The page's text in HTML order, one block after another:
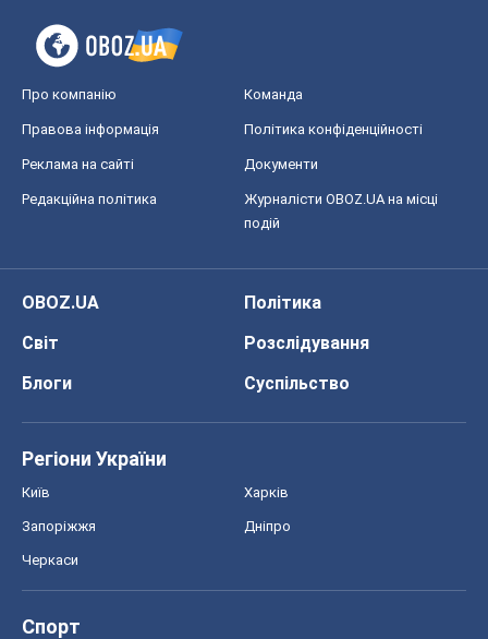
Про компанію Команда
Правова інформація Політика конфіденційності
Реклама на сайті Документи
Редакційна політика
Журналісти OBOZ.UA на місці
подій
OBOZ.UA
Політика
Світ
Розслідування
Блоги
Суспільство
Регіони України
Київ Харків
Запоріжжя Дніпро
Черкаси
Спорт